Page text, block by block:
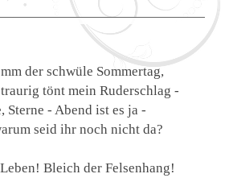
der schwüle Sommertag,
tönt mein Ruderschlag -
Sterne - Abend ist es ja -
seid ihr noch nicht da?
Bleich der Felsenhang!